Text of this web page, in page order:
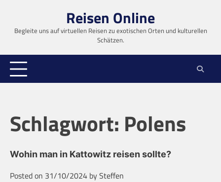
content
Reisen Online
Begleite uns auf virtuellen Reisen zu exotischen Orten und kulturellen
Schätzen.
Schlagwort: Polens
Wohin man in Kattowitz reisen sollte?
Posted on 31/10/2024 bySteffen